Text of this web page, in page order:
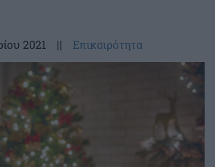
2021 || Επικαιρότητα